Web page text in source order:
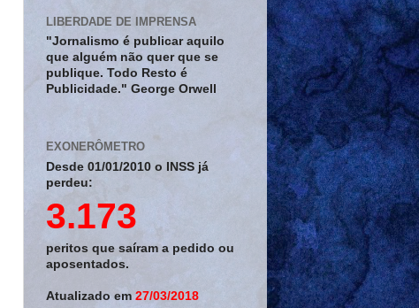
LIBERDADE DE IMPRENSA
"Jornalismo é publicar aquilo
que alguém não quer que se
publique. Todo Resto é
Publicidade." George Orwell
EXONERÔMETRO
Desde 01/01/2010 o INSS já
perdeu:
3.173
peritos que saíram a pedido ou
aposentados.
Atualizado em 27/03/2018